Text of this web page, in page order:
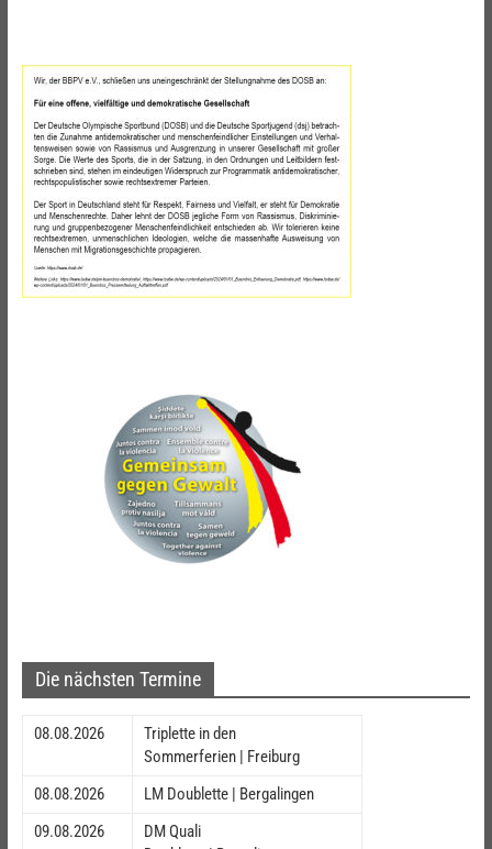
Die nächsten Termine
08.08.2026
Triplette in den
Sommerferien | Freiburg
08.08.2026
LM Doublette | Bergalingen
09.08.2026
DM Quali